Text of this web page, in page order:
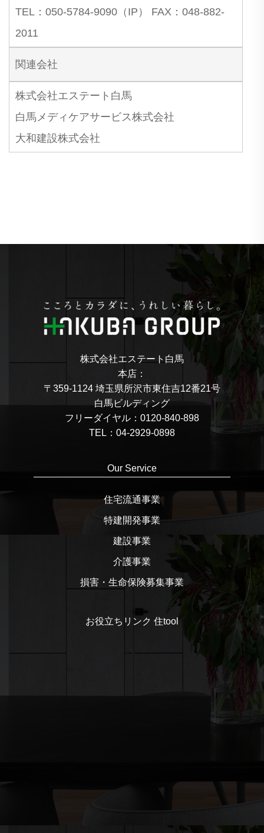
TEL：050-5784-9090（IP） FAX：048-882-
2011
関連会社
株式会社エステート白馬
白馬メディケアサービス株式会社
大和建設株式会社
株式会社エステート白馬
本店：
〒359-1124 埼玉県所沢市東住吉12番21号
白馬ビルディング
フリーダイヤル：0120-840-898
TEL：04-2929-0898
Our Service
住宅流通事業
特建開発事業
建設事業
介護事業
損害・生命保険募集事業
お役立ちリンク 住tool